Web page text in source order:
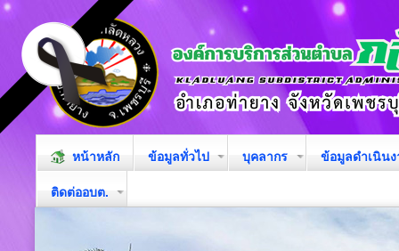
หน้าหลัก ข้อมูลทั่วไป บุคลากร ข้อมูลดำเนิน
ติดต่ออบต.